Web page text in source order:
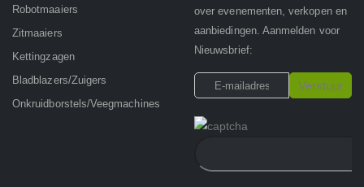
Robotmaaiers
Zitmaaiers
Kettingzagen
Bladblazers/Zuigers
Onkruidborstels/Veegmachines
over evenementen, verkopen en
aanbiedingen. Aanmelden voor
Nieuwsbrief: